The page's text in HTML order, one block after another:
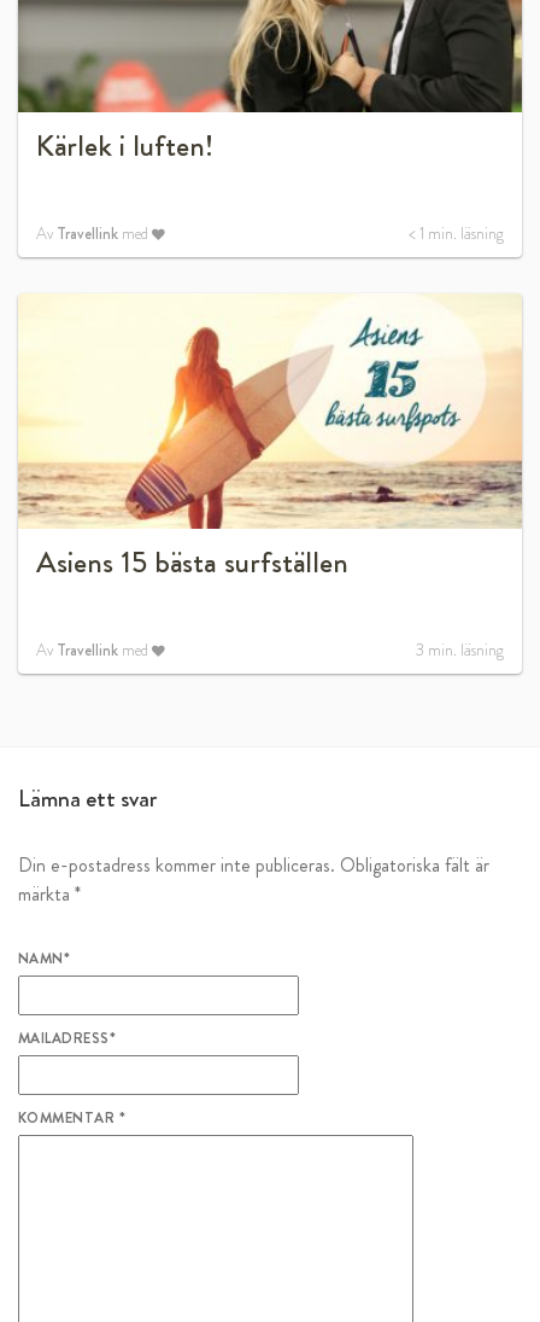
Kärlek i luften!
Av Travellink med < 1 min. läsning
Asiens 15 bästa surfställen
Av Travellink med 3 min. läsning
Lämna ett svar
Din e-postadress kommer inte publiceras. Obligatoriska fält är
märkta *
NAMN*
MAILADRESS*
KOMMENTAR *